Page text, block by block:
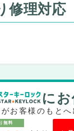
修理対応
に
お客様のもと
無料